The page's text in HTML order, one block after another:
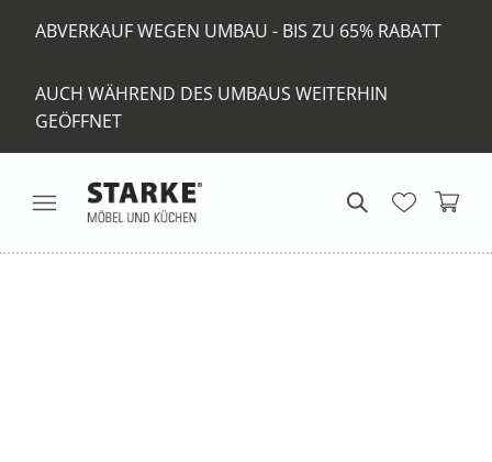
ABVERKAUF WEGEN UMBAU - BIS ZU 65% RABATT
AUCH WÄHREND DES UMBAUS WEITERHIN
GEÖFFNET